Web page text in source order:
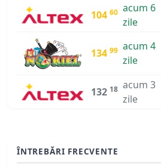
104 60 acum 6
zile
134 99 acum 4
zile
132 18 acum 3
zile
ÎNTREBĂRI FRECVENTE